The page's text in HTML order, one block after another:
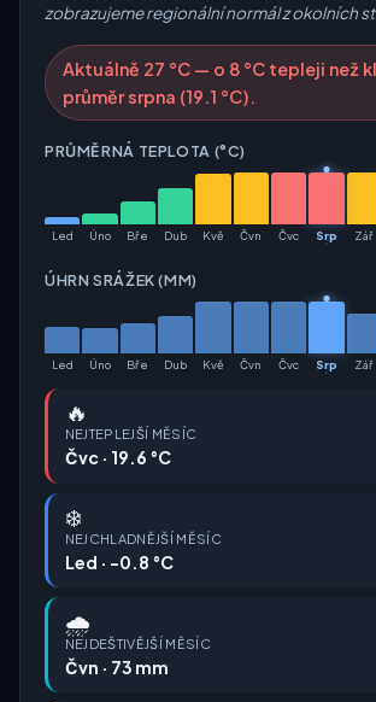
zobrazujeme regionální normál z okolních
Aktuálně 27 °C — o 8 °C tepleji než
průměr srpna (19.1 °C).
PRŮMĚRNÁ TEPLOTA (°C)
Led Úno Bře Dub Kvě Čvn Čvc Srp Zář
ÚHRN SRÁŽEK (MM)
Led Úno Bře Dub Kvě Čvn Čvc Srp Zář
🔥
NEJTEPLEJŠÍ MĚSÍC
Čvc · 19.6 °C
❄️
NEJCHLADNĚJŠÍ MĚSÍC
Led · -0.8 °C
🌧️
NEJDEŠTIVĚJŠÍ MĚSÍC
Čvn · 73 mm